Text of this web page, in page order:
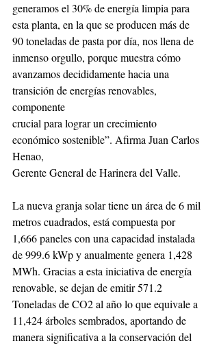
generamos el 30% de energía limpia para
esta planta, en la que se producen más de
90 toneladas de pasta por día, nos llena de
inmenso orgullo, porque muestra cómo
avanzamos decididamente hacia una
transición de energías renovables,
componente
crucial para lograr un crecimiento
económico sostenible”. Afirma Juan Carlos
Henao,
Gerente General de Harinera del Valle.
La nueva granja solar tiene un área de 6 mil
metros cuadrados, está compuesta por
1,666 paneles con una capacidad instalada
de 999.6 kWp y anualmente genera 1,428
MWh. Gracias a esta iniciativa de energía
renovable, se dejan de emitir 571.2
Toneladas de CO2 al año lo que equivale a
11,424 árboles sembrados, aportando de
manera significativa a la conservación del